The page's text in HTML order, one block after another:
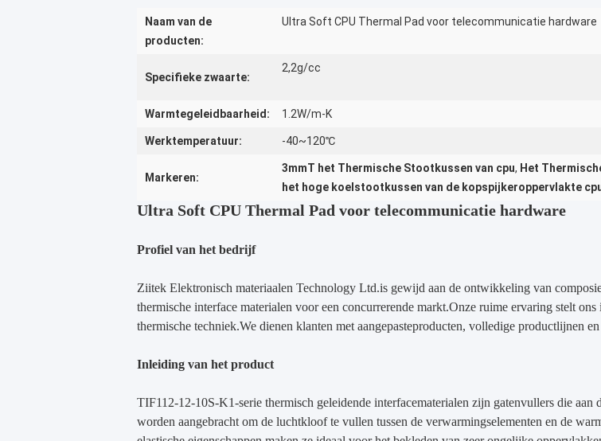
Naam van de
producten:
Ultra Soft CPU Thermal Pad voor telecommunicatie hardware
Specifieke zwaarte:
2,2g/cc
Warmtegeleidbaarheid: 1.2W/m-K
Werktemperatuur: -40~120℃
Markeren:
3mmT het Thermische Stootkussen van cpu, Het
het hoge koelstootkussen van de kopspijkeroppervlakte
Ultra Soft CPU Thermal Pad voor telecommunicatie hardware
Profiel van het bedrijf
Ziitek Elektronisch materiaalen Technology Ltd.is gewijd aan de ontwikkeling van
thermische interface materialen voor een concurrerende markt.Onze ruime ervaring stelt
thermische techniek.We dienen klanten met aangepasteproducten, volledige productlijnen
Inleiding van het product
TIF112-12-10S-K1-serie thermisch geleidende interfacematerialen zijn gatenvullers die
worden aangebracht om de luchtkloof te vullen tussen de verwarmingselementen en de